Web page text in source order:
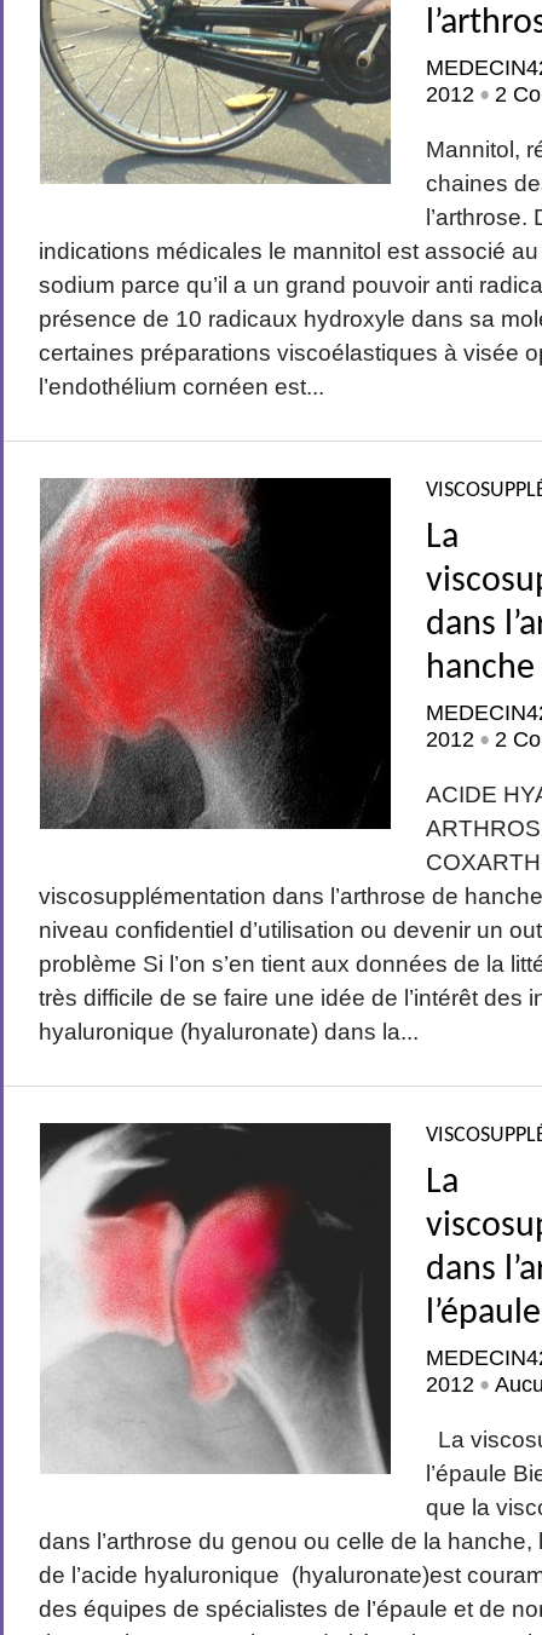
2012 •2
Mannitol,
chaines
indications médicales le mannitol est associé
sodium parce qu’il a un grand pouvoir anti
présence de 10 radicaux hydroxyle dans sa
certaines préparations viscoélastiques à visée
l’endothélium cornéen est...
La
dans
2012 •2
ACIDE
viscosupplémentation dans l’arthrose de
niveau confidentiel d’utilisation ou devenir un
problème Si l’on s’en tient aux données de la
très difficile de se faire une idée de l’intérêt des
hyaluronique (hyaluronate) dans la...
La
dans
2012 •
La
l’épaule
que la
dans l’arthrose du genou ou celle de la hanche,
de l’acide hyaluronique (hyaluronate)est
des équipes de spécialistes de l’épaule et de